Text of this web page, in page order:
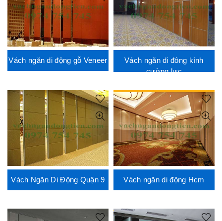
Vách ngăn di động gỗ Veneer
Vách ngăn di đông kính
cường lực
Vách Ngăn Di Động Quận 9 Vách ngăn di động Hcm